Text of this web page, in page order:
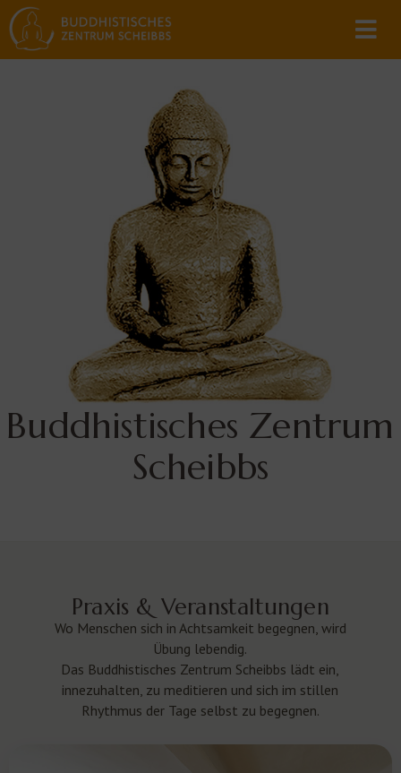
Buddhistisches Zentrum
Scheibbs
Praxis & Veranstaltungen
Wo Menschen sich in Achtsamkeit begegnen, wird
Übung lebendig.
Das Buddhistisches Zentrum Scheibbs lädt ein,
innezuhalten, zu meditieren und sich im stillen
Rhythmus der Tage selbst zu begegnen.